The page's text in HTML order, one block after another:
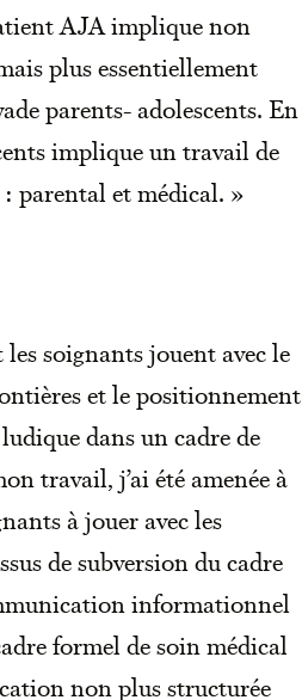
AJA implique non
plus essentiellement
parents- adolescents. En
implique un travail de
parental et médical. »
soignants jouent avec le
et le positionnement
dans un cadre de
travail, j’ai été amenée à
à jouer avec les
de subversion du cadre
informationnel
formel de soin médical
non plus structurée